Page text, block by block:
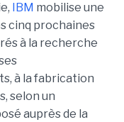
IBM mobilise une
cinq prochaines
à la recherche
à la fabrication
selon un
auprès de la